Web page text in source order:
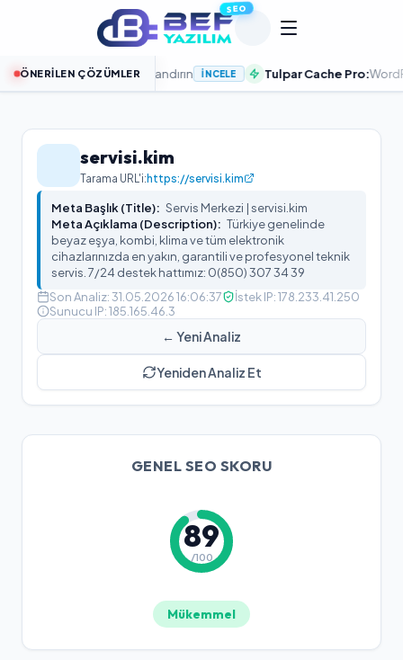
SEO
ÖNERILEN ÇÖZÜMLER
Sitenizi Hızlandırın İNCELE Tulpar Cache Pro:WordPress
servisi.kim
Tarama URL'i:https://servisi.kim
Meta Başlık (Title): Servis Merkezi | servisi.kim
Meta Açıklama (Description): Türkiye genelinde
beyaz eşya, kombi, klima ve tüm elektronik
cihazlarınızda en yakın, garantili ve profesyonel teknik
servis. 7/24 destek hattımız: 0(850) 307 34 39
Son Analiz: 31.05.2026 16:06:37 İstek IP:178.233.41.250
Sunucu IP:185.165.46.3
← Yeni Analiz
Yeniden Analiz Et
GENEL SEO SKORU
89
/100
Mükemmel